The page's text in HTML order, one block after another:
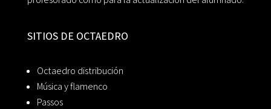
SITIOS DE OCTAEDRO
Octaedro distribución
Música y flamenco
Passos